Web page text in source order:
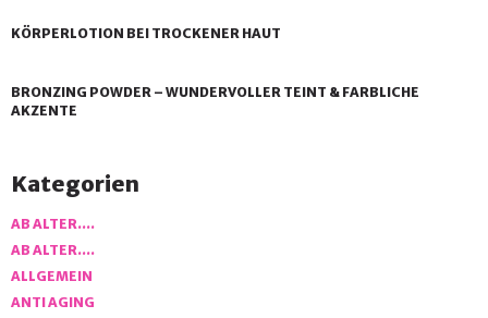
KÖRPERLOTION BEI TROCKENER HAUT
BRONZING POWDER – WUNDERVOLLER TEINT & FARBLICHE
AKZENTE
Kategorien
AB ALTER….
AB ALTER….
ALLGEMEIN
ANTI AGING